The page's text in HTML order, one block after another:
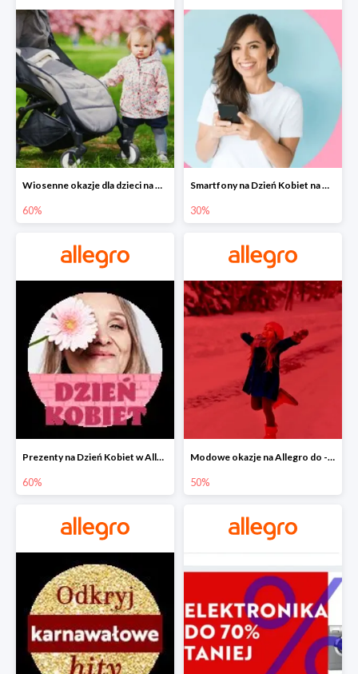
Wiosenne okazje dla dzieci na Allegro do -60%
60%
Smartfony na Dzień Kobiet na Allegro do -30%
30%
Prezenty na Dzień Kobiet w Allegro do -60%
60%
Modowe okazje na Allegro do -50%
50%